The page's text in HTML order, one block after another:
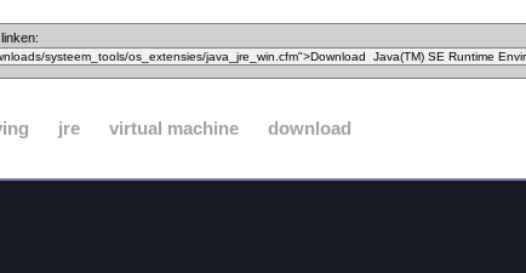
jre virtual machine download